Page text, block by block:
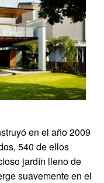
en el año 2009
540 de ellos
jardín lleno de
suavemente en el